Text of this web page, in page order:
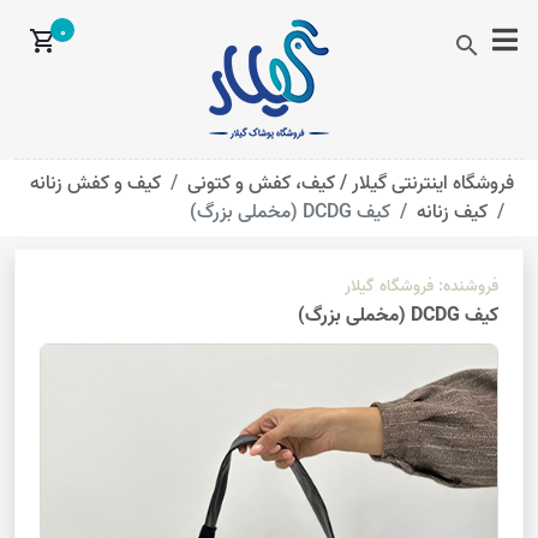
search
shopping_cart0
فروشگاه اینترنتی گیلار /کیف، کفش و کتونی
کیف و کفش زنانه
کیف زنانه
کیف DCDG (مخملی بزرگ)
فروشنده: فروشگاه گیلار
کیف DCDG (مخملی بزرگ)